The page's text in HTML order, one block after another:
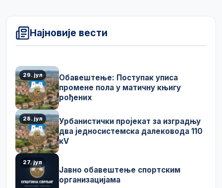
Најновије вести
29. јул
Обавештење: Поступак уписа
промене пола у матичну књигу
рођених
28. јул
Урбанистички пројекат за изградњу
два једносистемска далековода 110
кV
27. јул
Јавно обавештење спортским
организацијама